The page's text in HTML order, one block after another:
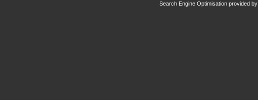
Search Engine Optimisation provided by